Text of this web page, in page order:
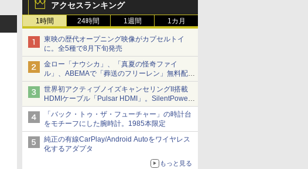
アクセスランキング
1時間 24時間 1週間 1カ月
東映の歴代オープニング映像がカプセルトイ
に。全5種で8月下旬発売
金ロー「ナウシカ」、「真夏の怪奇ファイ
ル」、ABEMAで「葬送のフリーレン」無料配信
など。夏の特番・配信情報
世界初アクティブノイズキャンセリングII搭載
HDMIケーブル「Pulsar HDMI」。SilentPower
から
「バック・トゥ・ザ・フューチャー」の時計台
をモチーフにした腕時計。1985本限定
純正の有線CarPlay/Android Autoをワイヤレス
化するアダプタ
もっと見る